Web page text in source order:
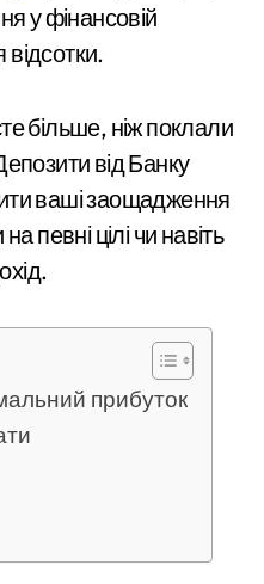
у фінансовій
більше, ніж поклали
від Банку
ваші заощадження
певні цілі чи навіть
прибуток